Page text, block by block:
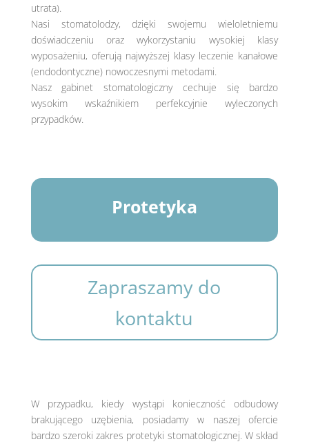
utrata).
Nasi stomatolodzy, dzięki swojemu wieloletniemu
doświadczeniu oraz wykorzystaniu wysokiej klasy
wyposażeniu, oferują najwyższej klasy leczenie kanałowe
(endodontyczne) nowoczesnymi metodami.
Nasz gabinet stomatologiczny cechuje się bardzo
wysokim wskaźnikiem perfekcyjnie wyleczonych
przypadków.
Protetyka
Zapraszamy do
kontaktu
W przypadku, kiedy wystąpi konieczność odbudowy
brakującego uzębienia, posiadamy w naszej ofercie
bardzo szeroki zakres protetyki stomatologicznej. W skład